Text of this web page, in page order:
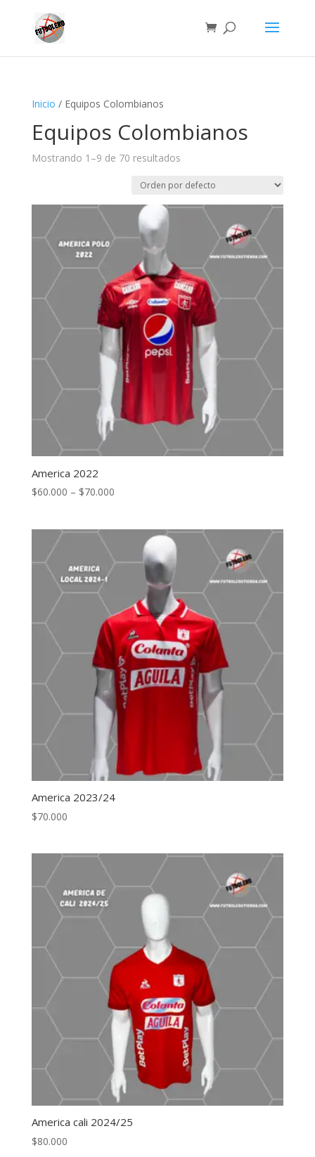
Inicio / Equipos Colombianos
Equipos Colombianos
Mostrando 1–9 de 70 resultados
America 2022
$60.000 – $70.000
America 2023/24
$70.000
America cali 2024/25
$80.000